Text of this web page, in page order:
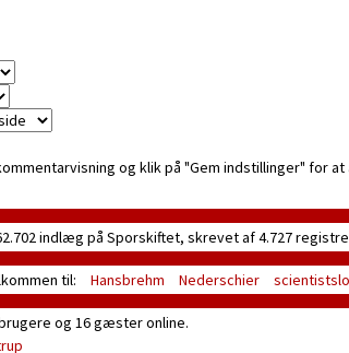
og klik på "Gem indstillinger" for
indlæg på Sporskiftet, skrevet af 4.727
til: Hansbrehm Nederschier
og 16 gæsteronline.